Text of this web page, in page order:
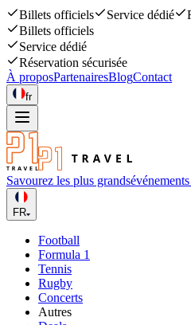
Billets officiels Service dédié
Billets officiels
Service dédié
Réservation sécurisée
À proposPartenairesBlogContact
fr
Savourez les plus grands
FR
Football
Formula 1
Tennis
Rugby
Concerts
Autres